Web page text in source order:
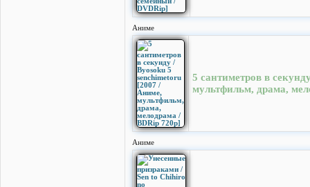
Аниме
5 сантиметров в
мультфильм, драма,
Аниме